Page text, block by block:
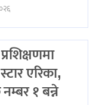
एरिका,
१ बन्ने